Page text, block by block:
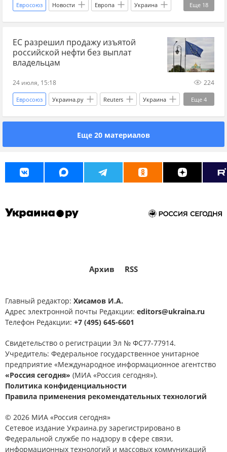
Еще 18
Евросоюз Новости Европа Украина
Россия дроны БПЛА беспилотники
Украина.ру Главные новости главное
Одесса танки
новости СВО сейчас дзен новости СВО
ЕС разрешил продажу изъятой
российской нефти без выплат
владельцам
24 июля, 15:18 224
Еще 4
Евросоюз Украина.ру Reuters Украина
Москва Россия Новости
Еще 20 материалов
Архив RSS
Главный редактор: Хисамов И.А.
Адрес электронной почты Редакции: editors@ukraina.ru
Телефон Редакции: +7 (495) 645-6601
Свидетельство о регистрации Эл № ФС77-77914.
Учредитель: Федеральное государственное унитарное
предприятие «Международное информационное агентство
«Россия сегодня» (МИА «Россия сегодня»).
Политика конфиденциальности
Правила применения рекомендательных технологий
© 2026 МИА «Россия сегодня»
Сетевое издание Украина.ру зарегистрировано в
Федеральной службе по надзору в сфере связи,
информационных технологий и массовых коммуникаций